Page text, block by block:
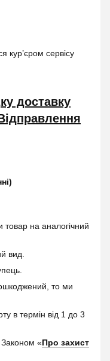
кур’єром сервісу
доставку
на аналогічний
вид.
то ми
в термін від 1 до 3
Законом «Про захист